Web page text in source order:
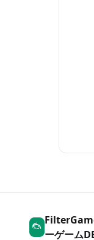
ーゲーム